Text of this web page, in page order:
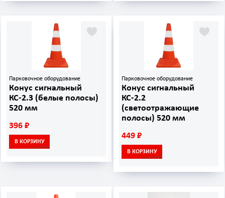
Парковочное оборудование
Конус сигнальный
КС-2.3 (белые полосы)
520 мм
396 ₽
В КОРЗИНУ
Парковочное оборудование
Конус сигнальный
КС-2.2
(светоотражающие
полосы) 520 мм
449 ₽
В КОРЗИНУ